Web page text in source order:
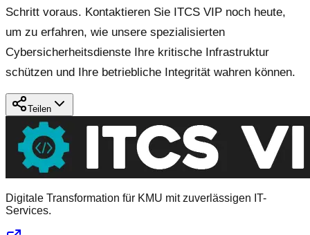
Schritt voraus. Kontaktieren Sie ITCS VIP noch heute,
um zu erfahren, wie unsere spezialisierten
Cybersicherheitsdienste Ihre kritische Infrastruktur
schützen und Ihre betriebliche Integrität wahren können.
Teilen
Digitale Transformation für KMU mit zuverlässigen IT-
Services.